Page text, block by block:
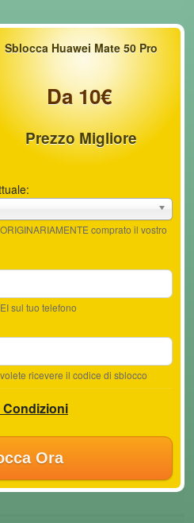
Sblocca Huawei Mate 50 Pro
Da 10€
Prezzo Migliore
comprato il vostro
sul tuo telefono
ricevere il codice di sblocco
Condizioni
Ora